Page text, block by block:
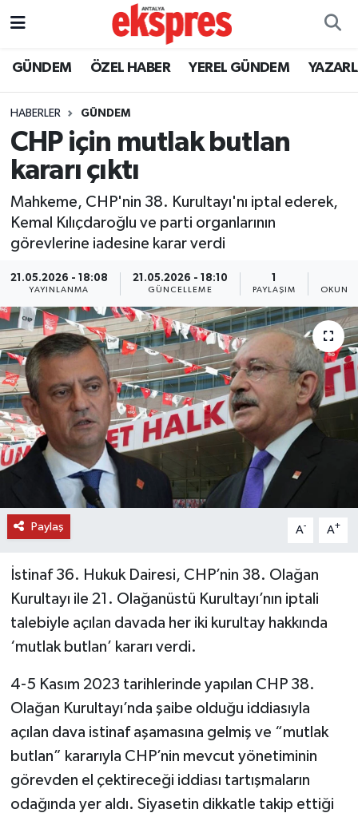
GÜNDEM ÖZEL HABER YEREL GÜNDEM
HABERLER GÜNDEM
CHP için mutlak butlan
kararı çıktı
Mahkeme, CHP'nin 38. Kurultayı'nı iptal ederek,
Kemal Kılıçdaroğlu ve parti organlarının
görevlerine iadesine karar verdi
21.05.2026 - 18:08
YAYINLANMA
21.05.2026 - 18:10
GÜNCELLEME
1
PAYLAŞIM
Paylaş A- A+
İstinaf 36. Hukuk Dairesi, CHP’nin 38. Olağan
Kurultayı ile 21. Olağanüstü Kurultayı’nın iptali
talebiyle açılan davada her iki kurultay hakkında
‘mutlak butlan’ kararı verdi.
4-5 Kasım 2023 tarihlerinde yapılan CHP 38.
Olağan Kurultayı’nda şaibe olduğu iddiasıyla
açılan dava istinaf aşamasına gelmiş ve “mutlak
butlan” kararıyla CHP’nin mevcut yönetiminin
görevden el çektireceği iddiası tartışmaların
odağında yer aldı. Siyasetin dikkatle takip ettiği
ÖZEL HABER
YEREL GÜNDEM
EKONOMİ
KÜLTÜR - SANAT
SİYASET
SAĞLIK
DÜNYA
EĞİTİM
TURİZM
RÖPORTAJ
YAZARLAR
RESMİ İLAN
Nöbetçi Eczaneler
Trafik Durumu
Süper Lig Puan Durumu ve Fikstür
Tüm Manşetler
Haber Arşivi